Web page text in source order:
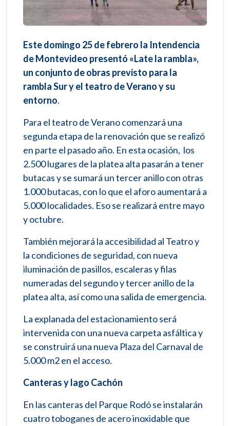
Este domingo 25 de febrero la Intendencia
de Montevideo presentó «Late la rambla»,
un conjunto de obras previsto para la
rambla Sur y el teatro de Verano y su
entorno.
Para el teatro de Verano comenzará una
segunda etapa de la renovación que se realizó
en parte el pasado año. En esta ocasión, los
2.500 lugares de la platea alta pasarán a tener
butacas y se sumará un tercer anillo con otras
1.000 butacas, con lo que el aforo aumentará a
5.000 localidades. Eso se realizará entre mayo
y octubre.
También mejorará la accesibilidad al Teatro y
la condiciones de seguridad, con nueva
iluminación de pasillos, escaleras y filas
numeradas del segundo y tercer anillo de la
platea alta, así como una salida de emergencia.
La explanada del estacionamiento será
intervenida con una nueva carpeta asfáltica y
se construirá una nueva Plaza del Carnaval de
5.000 m2 en el acceso.
Canteras y lago Cachón
En las canteras del Parque Rodó se instalarán
cuatro toboganes de acero inoxidable que